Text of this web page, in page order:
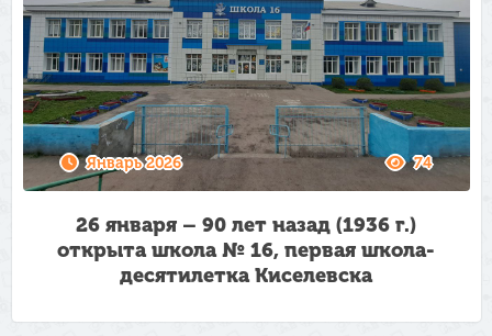
Январь 2026 74
26 января – 90 лет назад (1936 г.)
открыта школа № 16, первая школа-
десятилетка Киселевска